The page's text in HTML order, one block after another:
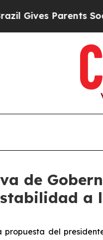
Parents Social
de
a
propuesta del